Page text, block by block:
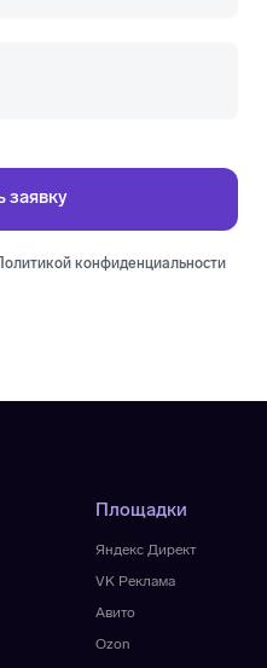
Политикой конфиденциальности
Яндекс Директ
VK Реклама
Площадки
Авито
Ozon